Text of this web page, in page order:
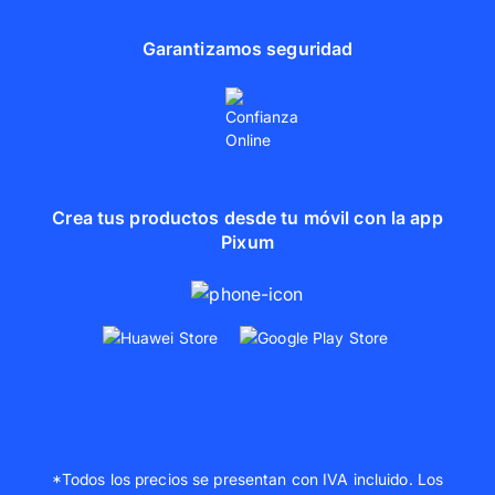
Garantizamos seguridad
Crea tus productos desde tu móvil con la app
Pixum
*Todos los precios se presentan con IVA incluido. Los